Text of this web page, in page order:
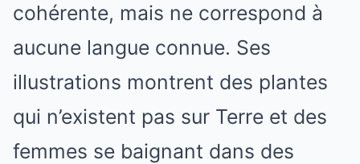
cohérente, mais ne correspond à
aucune langue connue. Ses
illustrations montrent des plantes
qui n’existent pas sur Terre et des
femmes se baignant dans des